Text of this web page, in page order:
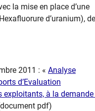
la mise en place d’une
d’uranium),
2011 : « Analyse
d’Evaluation
exploitants, à la demande
pdf)